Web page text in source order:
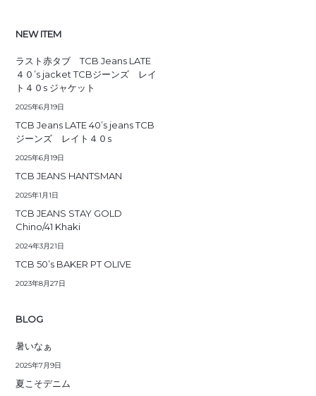
NEW ITEM
ラスト赤タブ TCB Jeans LATE
４０’s jacket TCBジーンズ レイ
ト４０s ジャケット
2025年6月19日
TCB Jeans LATE 40’s jeans TCB
ジーンズ レイト４０s
2025年6月19日
TCB JEANS HANTSMAN
2025年1月1日
TCB JEANS STAY GOLD
Chino/41 Khaki
2024年3月21日
TCB 50’s BAKER PT OLIVE
2023年8月27日
BLOG
暑いなぁ
2025年7月9日
夏こそデニム